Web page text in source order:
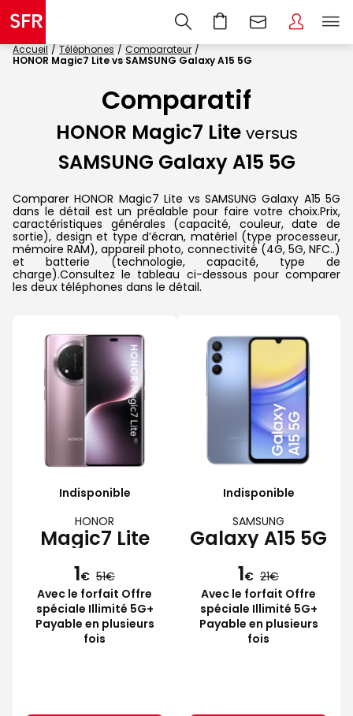
Accueil Téléphones
Comparateur
HONOR Magic7 Lite vs SAMSUNG Galaxy A15 5G
Comparatif
HONOR Magic7 Lite versus
SAMSUNG Galaxy A15 5G
Comparer HONOR Magic7 Lite vs SAMSUNG Galaxy A15 5G
dans le détail est un préalable pour faire votre choix.Prix,
caractéristiques générales (capacité, couleur, date de
sortie), design et type d’écran, matériel (type processeur,
mémoire RAM), appareil photo, connectivité (4G, 5G, NFC..)
et batterie (technologie, capacité, type de
charge).Consultez le tableau ci-dessous pour comparer
les deux téléphones dans le détail.
Indisponible
HONOR
Magic7 Lite
1€ 51
Avec le forfait Offre
spéciale Illimité 5G+
Payable en plusieurs
fois
Indisponible
SAMSUNG
Galaxy A15 5G
1€ 21
Avec le forfait Offre
spéciale Illimité 5G+
Payable en plusieurs
fois